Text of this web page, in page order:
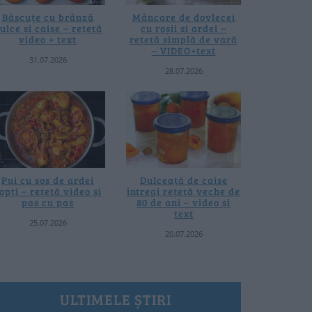
Băscuțe cu brânză
și caise – rețetă
video + text
31.07.2026
Mâncare de dovlecei
cu roșii și ardei –
rețetă simplă de vară
– VIDEO+text
28.07.2026
Pui cu sos de ardei
– rețetă video și
pas cu pas
25.07.2026
Dulceață de caise
întregi rețetă veche de
80 de ani – video și
text
20.07.2026
ULTIMELE ȘTIRI